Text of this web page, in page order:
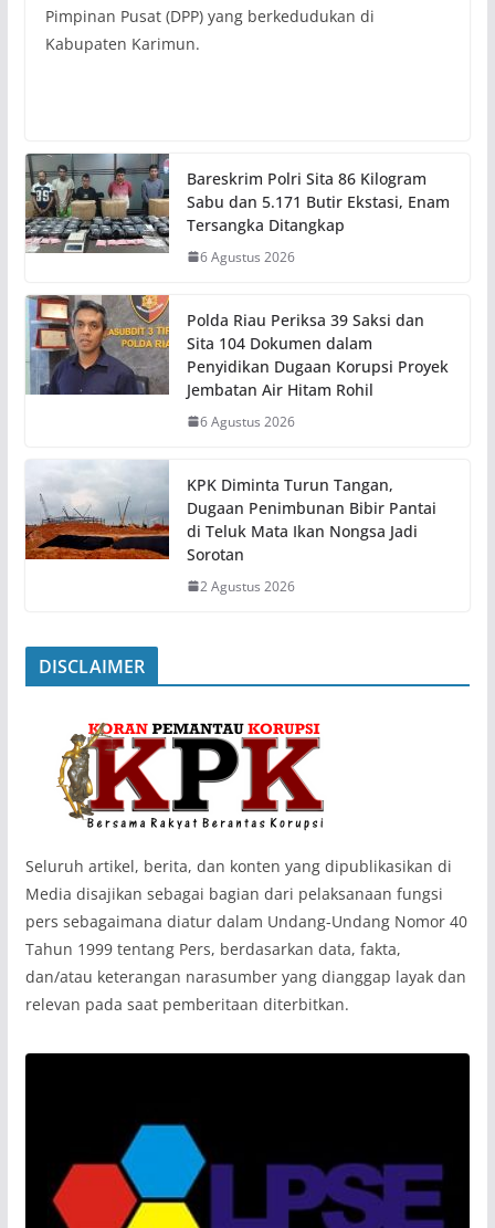
Pimpinan Pusat (DPP) yang berkedudukan di
Kabupaten Karimun.
Bareskrim Polri Sita 86 Kilogram
Sabu dan 5.171 Butir Ekstasi, Enam
Tersangka Ditangkap
6 Agustus 2026
Polda Riau Periksa 39 Saksi dan
Sita 104 Dokumen dalam
Penyidikan Dugaan Korupsi Proyek
Jembatan Air Hitam Rohil
6 Agustus 2026
KPK Diminta Turun Tangan,
Dugaan Penimbunan Bibir Pantai
di Teluk Mata Ikan Nongsa Jadi
Sorotan
2 Agustus 2026
DISCLAIMER
‎Seluruh artikel, berita, dan konten yang dipublikasikan di
Media disajikan sebagai bagian dari pelaksanaan fungsi
pers sebagaimana diatur dalam Undang-Undang Nomor 40
Tahun 1999 tentang Pers, berdasarkan data, fakta,
dan/atau keterangan narasumber yang dianggap layak dan
relevan pada saat pemberitaan diterbitkan.